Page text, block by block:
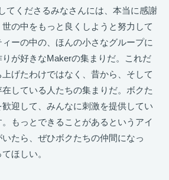
てくださるみなさんには、本当に感謝
の中をもっと良くしようと努力して
ーの中の、ほんの小さなグループに
が好きなMakerの集まりだ。これだ
げたわけではなく、昔から、そして
している人たちの集まりだ。ボクた
迎して、みんなに刺激を提供してい
もっとできることがあるというアイ
たら、ぜひボクたちの仲間になっ
ほしい。